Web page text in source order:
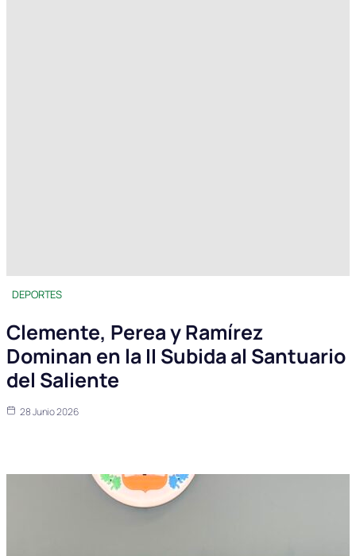
DEPORTES
Clemente, Perea y Ramírez
Dominan en la II Subida al Santuario
del Saliente
28 Junio 2026